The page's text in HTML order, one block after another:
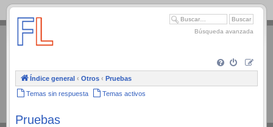
.
Búsqueda avanzada
Índice general ‹ Otros ‹ Pruebas
Temas sin respuesta Temas activos
Pruebas